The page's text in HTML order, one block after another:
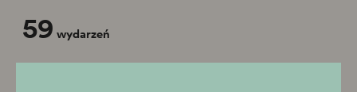
59 wydarzeń